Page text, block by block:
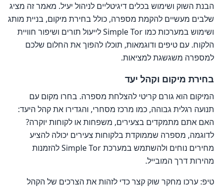
הבנת השוק ושימוש בכלים דיגיטליים לניהול יעיל. מאמר זה מציג
שלבים מעשיים להקמת מספרה, כולל בחירת מיקום, בניית מותג
ושימוש במערכות כמו Simple Tor לייעול תורים ושיפור חוויית
הלקוח. עם טיפים ודוגמאות, תוכלו להפוך את החלום שלכם
למספרה משגשגת למציאות.
בחירת מיקום וקהל יעד
המיקום הוא גורם קריטי להצלחת מספרה. בחרו מקום עם
תנועה רגלית גבוהה, כמו מרכז מסחרי, והגדירו את קהל היעד:
האם אתם מתמקדים בצעירים, משפחות או לקוחות יוקרה?
לדוגמה, מספרה שממוקדת בלקוחות צעירים יכולה להציע
מחירים נוחים ולהשתמש במערכת Simple Tor להזמנות
מהירות דרך המובייל.
טיפ: ערכו מחקר שוק קצר כדי לזהות את הצרכים של הקהל